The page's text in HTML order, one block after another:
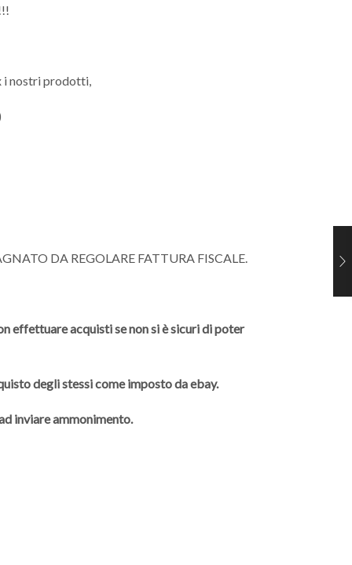
i nostri prodotti,
DA REGOLARE FATTURA FISCALE.
effettuare acquisti se non si è sicuri di poter
degli stessi come imposto da ebay.
inviare ammonimento.